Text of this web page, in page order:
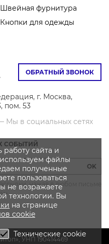
Швейная фурнитура
Кнопки для одежды
ОБРАТНЫЙ ЗВОНОК
г. Москва,
пом. 53
Мы в социальных сетях
СОБЫТИЙ
OK
нажав в любом письме
УНП 190414469
работу сайта и
файлы
полученные
пользоваться
не возражаете
технологии. Вы
на странице
cookie
Технические cookie